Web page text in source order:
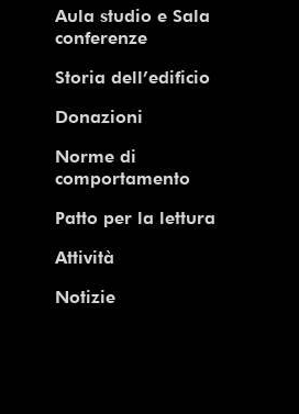
Aula studio e Sala
conferenze
Storia dell’edificio
Donazioni
Norme di
comportamento
Patto per la lettura
Attività
Notizie